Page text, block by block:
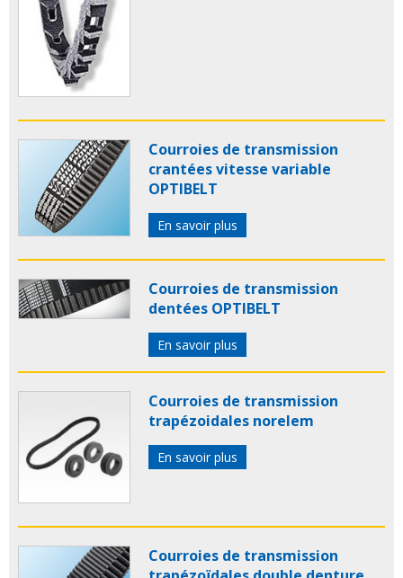
Courroies de transmission
crantées vitesse variable
OPTIBELT
En savoir plus
Courroies de transmission
dentées OPTIBELT
En savoir plus
Courroies de transmission
trapézoidales norelem
En savoir plus
Courroies de transmission